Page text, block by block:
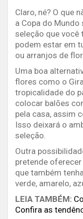
Claro, né? O que
a Copa do
seleção que você
podem estar em
ou arranjos de
Uma boa
flores como o
tropicalidade do
colocar balões
pela casa, assim
Isso deixará o
seleção.
Outra
pretende
que também
verde, amarelo,
LEIA TAMBÉM:
Confira as